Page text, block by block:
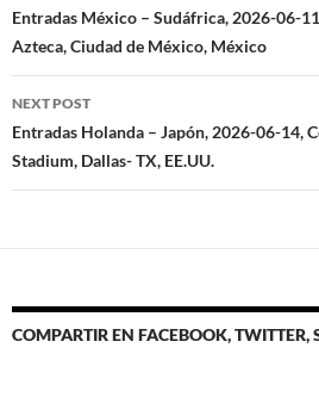
navigation
Entradas México – Sudáfrica, 2026-06-
Azteca, Ciudad de México, México
NEXT POST
Entradas Holanda – Japón, 2026-06-14,
Stadium, Dallas- TX, EE.UU.
COMPARTIR EN FACEBOOK, TWITTER,